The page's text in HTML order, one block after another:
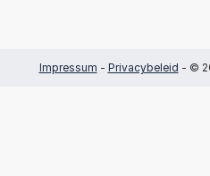
Impressum - Privacybeleid - ©